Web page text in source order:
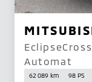
Automat
62 089 km 98 PS